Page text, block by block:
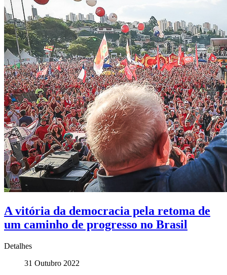
A vitória da democracia pela retoma de
um caminho de progresso no Brasil
Detalhes
31 Outubro 2022